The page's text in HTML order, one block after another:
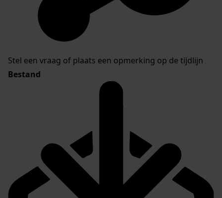
Stel een vraag of plaats een opmerking op de tijdlijn
Bestand